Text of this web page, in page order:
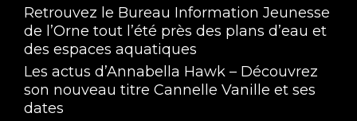
Retrouvez le Bureau Information Jeunesse
de l’Orne tout l’été près des plans d’eau et
des espaces aquatiques
Les actus d’Annabella Hawk – Découvrez
son nouveau titre Cannelle Vanille et ses
dates